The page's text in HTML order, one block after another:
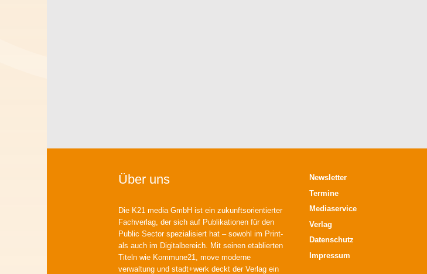
Über uns
Die K21 media GmbH ist ein zukunftsorientierter
Fachverlag, der sich auf Publikationen für den
Public Sector spezialisiert hat – sowohl im Print-
als auch im Digitalbereich. Mit seinen etablierten
Titeln wie Kommune21, move moderne
verwaltung und stadt+werk deckt der Verlag ein
Newsletter
Termine
Mediaservice
Verlag
Datenschutz
Impressum